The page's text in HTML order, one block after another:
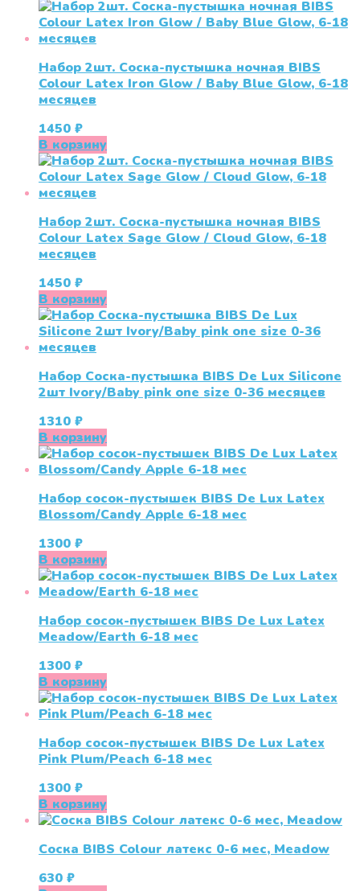
Набор 2шт. Соска-пустышка ночная BIBS
Colour Latex Iron Glow / Baby Blue Glow, 6-18
месяцев
1450 ₽
В корзину
Набор 2шт. Соска-пустышка ночная BIBS
Colour Latex Sage Glow / Cloud Glow, 6-18
месяцев
1450 ₽
В корзину
Набор Соска-пустышка BIBS De Lux Silicone
2шт Ivory/Baby pink one size 0-36 месяцев
1310 ₽
В корзину
Набор сосок-пустышек BIBS De Lux Latex
Blossom/Candy Apple 6-18 мес
1300 ₽
В корзину
Набор сосок-пустышек BIBS De Lux Latex
Meadow/Earth 6-18 мес
1300 ₽
В корзину
Набор сосок-пустышек BIBS De Lux Latex
Pink Plum/Peach 6-18 мес
1300 ₽
В корзину
Соска BIBS Colour латекс 0-6 мес, Meadow
630 ₽